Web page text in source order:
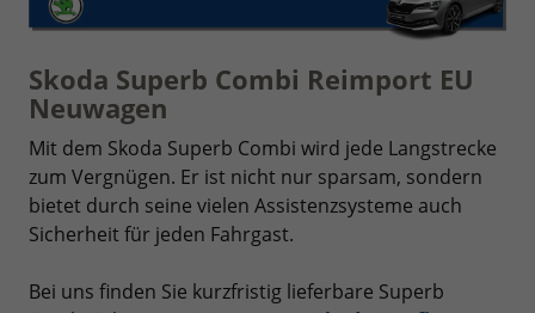
Skoda Superb Combi Reimport EU
Neuwagen
Mit dem Skoda Superb Combi wird jede Langstrecke
zum Vergnügen. Er ist nicht nur sparsam, sondern
bietet durch seine vielen Assistenzsysteme auch
Sicherheit für jeden Fahrgast.
Bei uns finden Sie kurzfristig lieferbare Superb